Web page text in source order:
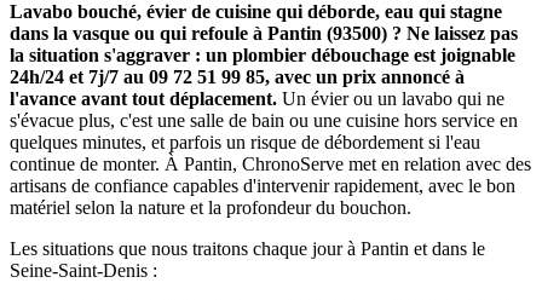
Lavabo bouché, évier de cuisine qui déborde, eau qui stagne
dans la vasque ou qui refoule à Pantin (93500) ? Ne laissez pas
la situation s'aggraver : un plombier débouchage est joignable
24h/24 et 7j/7 au 09 72 51 99 85, avec un prix annoncé à
l'avance avant tout déplacement. Un évier ou un lavabo qui ne
s'évacue plus, c'est une salle de bain ou une cuisine hors service en
quelques minutes, et parfois un risque de débordement si l'eau
continue de monter. À Pantin, ChronoServe met en relation avec des
artisans de confiance capables d'intervenir rapidement, avec le bon
matériel selon la nature et la profondeur du bouchon.
Les situations que nous traitons chaque jour à Pantin et dans le
Seine-Saint-Denis :